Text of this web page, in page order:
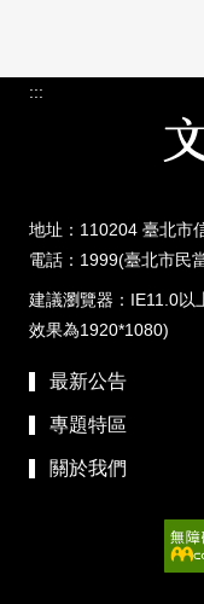
:::
地址：110204 臺北市
電話：1999(臺北市民
建議瀏覽器：IE11.0以
效果為1920*1080)
最新公告
專題特區
關於我們